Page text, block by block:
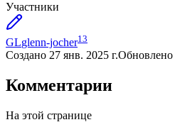
Участники
GLglenn-jocher13
Создано 27 янв. 2025 г.Обновлено
Комментарии
На этой странице